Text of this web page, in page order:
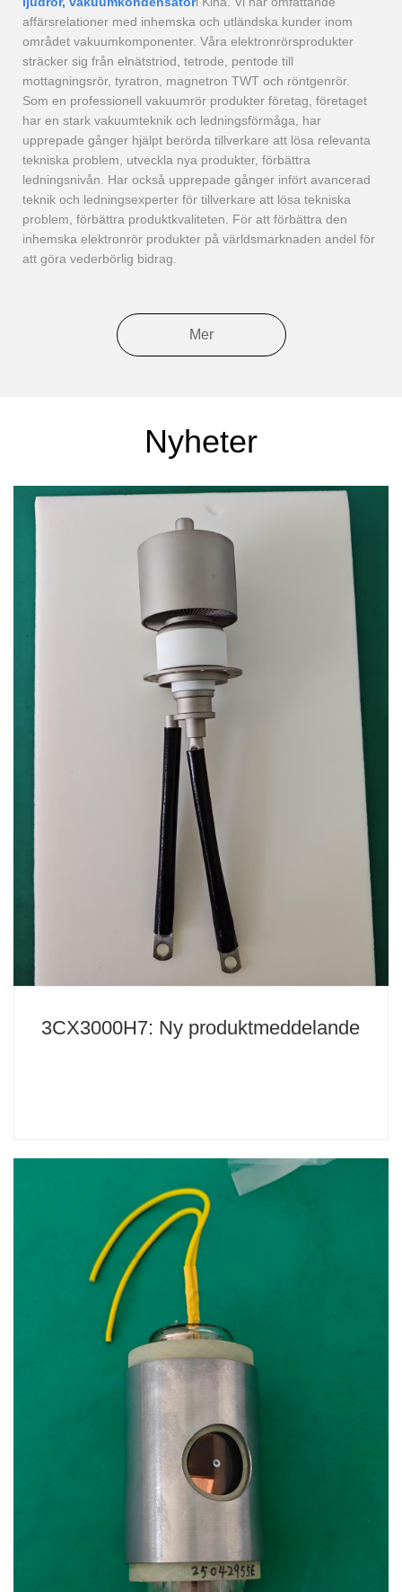
affärsrelationer med inhemska och utländska kunder inom
området vakuumkomponenter. Våra elektronrörsprodukter
sträcker sig från elnätstriod, tetrode, pentode till
mottagningsrör, tyratron, magnetron TWT och röntgenrör.
Som en professionell vakuumrör produkter företag, företaget
har en stark vakuumteknik och ledningsförmåga, har
upprepade gånger hjälpt berörda tillverkare att lösa relevanta
tekniska problem, utveckla nya produkter, förbättra
ledningsnivån. Har också upprepade gånger infört avancerad
teknik och ledningsexperter för tillverkare att lösa tekniska
problem, förbättra produktkvaliteten. För att förbättra den
inhemska elektronrör produkter på världsmarknaden andel för
att göra vederbörlig bidrag.
Mer
Nyheter
3CX3000H7: Ny produktmeddelande